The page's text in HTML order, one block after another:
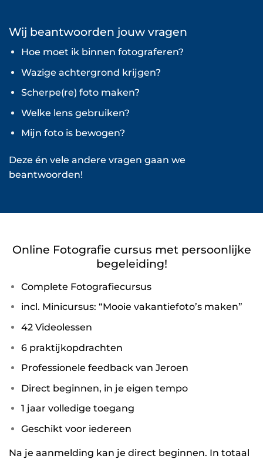
Wij beantwoorden jouw vragen
Hoe moet ik binnen fotograferen?
Wazige achtergrond krijgen?
Scherpe(re) foto maken?
Welke lens gebruiken?
Mijn foto is bewogen?
Deze én vele andere vragen gaan we
beantwoorden!
Online Fotografie cursus met persoonlijke
begeleiding!
Complete Fotografiecursus
incl. Minicursus: “Mooie vakantiefoto’s maken”
42 Videolessen
6 praktijkopdrachten
Professionele feedback van Jeroen
Direct beginnen, in je eigen tempo
1 jaar volledige toegang
Geschikt voor iedereen
Na je aanmelding kan je direct beginnen. In totaal